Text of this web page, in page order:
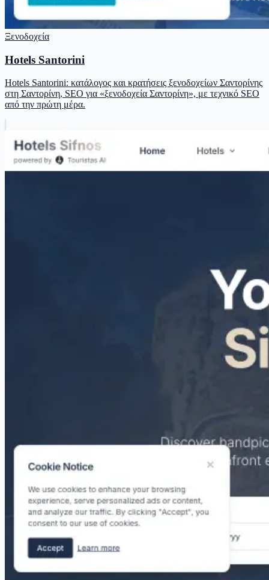
Ξενοδοχεία
Hotels Santorini
Hotels Santorini: κατάλογος και κρατήσεις ξενοδοχείων Σαντορίνης
στη Σαντορίνη, SEO για «ξενοδοχεία Σαντορίνη», με τεχνικό SEO
από την πρώτη μέρα.